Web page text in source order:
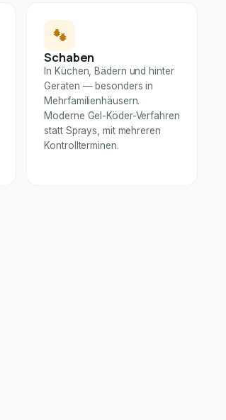
Schaben
In Küchen, Bädern und hinter
Geräten — besonders in
Mehrfamilienhäusern.
Moderne Gel-Köder-Verfahren
statt Sprays, mit mehreren
Kontrollterminen.